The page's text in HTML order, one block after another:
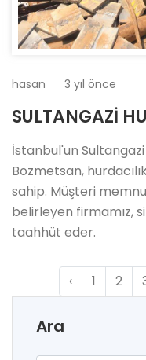
hasan 3 yıl önce
SULTANGAZİ
İstanbul'un
Bozmetsan,
sahip. Müşteri
belirleyen firmamız,
taahhüt eder.
‹ 1 2
Ara